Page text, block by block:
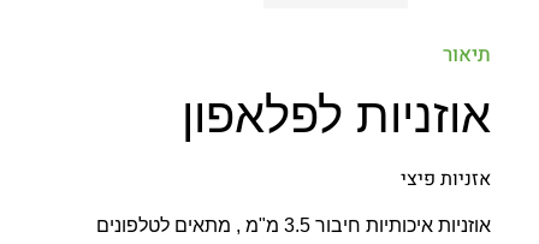
תיאור
אוזניות לפלאפון
אזניות פיצי
אוזניות איכותיות חיבור 3.5 מ"מ , מתאים לטלפונים